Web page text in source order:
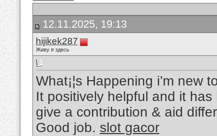
12.11.2025, 19:13
hijikek287
Живу я здесь
What¡¦s Happening i’m new
It positively helpful and it
give a contribution & aid
Good job. slot gacor